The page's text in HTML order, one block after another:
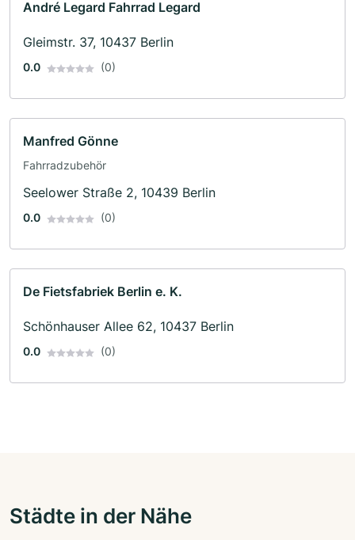
André Legard Fahrrad Legard
Gleimstr. 37, 10437 Berlin
0.0 (0)
Manfred Gönne
Fahrradzubehör
Seelower Straße 2, 10439 Berlin
0.0 (0)
De Fietsfabriek Berlin e. K.
Schönhauser Allee 62, 10437 Berlin
0.0 (0)
Städte in der Nähe